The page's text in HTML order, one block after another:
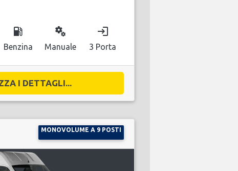
local_gas_station
Benzina
miscellaneous_services
Manuale
login
3 Porta
I DETTAGLI...
MONOVOLUME A 9 POSTI